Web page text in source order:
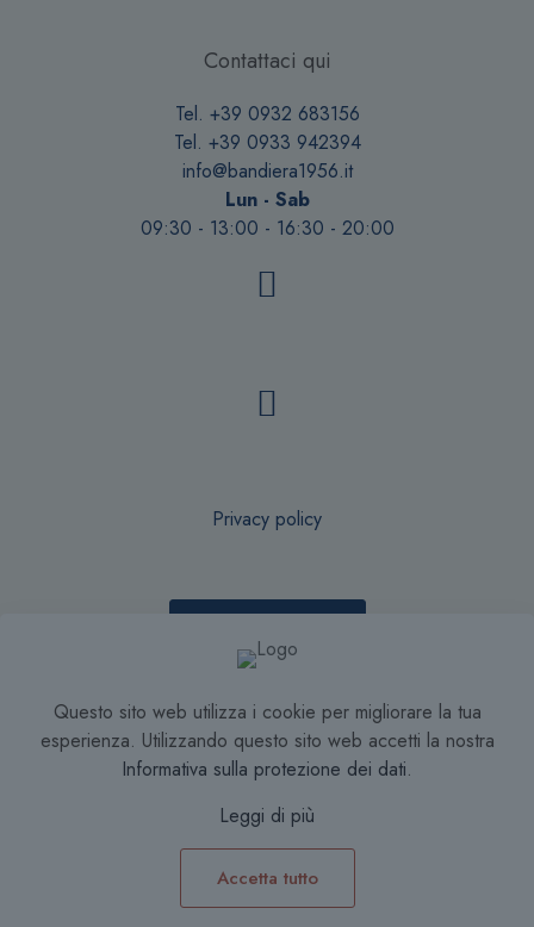
Contattaci qui
Tel. +39 0932 683156
Tel. +39 0933 942394
info@bandiera1956.it
Lun - Sab
09:30 - 13:00 - 16:30 - 20:00
Privacy policy
Condizioni di Vendita
Questo sito web utilizza i cookie per migliorare la tua
esperienza. Utilizzando questo sito web accetti la nostra
Informativa sulla protezione dei dati.
Leggi di più
Accetta tutto